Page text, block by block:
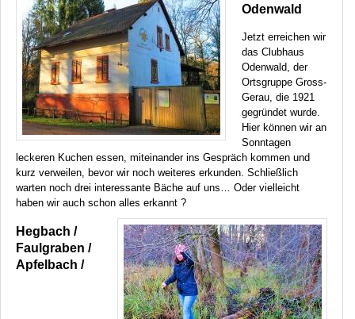
Odenwald
Jetzt erreichen wir
das Clubhaus
Odenwald, der
Ortsgruppe Gross-
Gerau, die 1921
gegründet wurde.
Hier können wir an
Sonntagen
leckeren Kuchen essen, miteinander ins Gespräch kommen und
kurz verweilen, bevor wir noch weiteres erkunden. Schließlich
warten noch drei interessante Bäche auf uns… Oder vielleicht
haben wir auch schon alles erkannt ?
Hegbach /
Faulgraben /
Apfelbach /